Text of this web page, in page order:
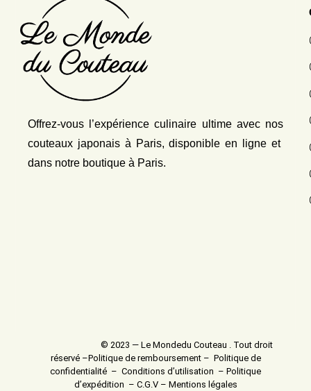
Offrez-vous l’expérience culinaire ultime avec nos
couteaux japonais à Paris, disponible en ligne et
dans notre boutique à Paris.
© 2023 — Le Mondedu Couteau . Tout droit
réservé –Politique de remboursement – Politique de
confidentialité – Conditions d’utilisation – Politique
d’expédition – C.G.V– Mentions légales